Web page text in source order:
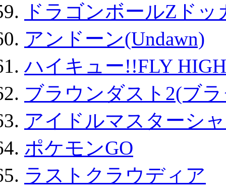
ドラゴンボールZド
アンドーン(Undawn)
ハイキュー!!FLY HIGH
ブラウンダスト2(ブ
アイドルマスターシ
ポケモンGO
ラストクラウディア